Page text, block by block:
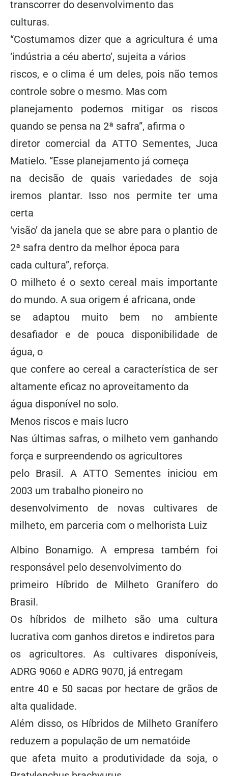
transcorrer do desenvolvimento das
culturas.
“Costumamos dizer que a agricultura é uma
‘indústria a céu aberto’, sujeita a vários
riscos, e o clima é um deles, pois não temos
controle sobre o mesmo. Mas com
planejamento podemos mitigar os riscos
quando se pensa na 2ª safra”, afirma o
diretor comercial da ATTO Sementes, Juca
Matielo. “Esse planejamento já começa
na decisão de quais variedades de soja
iremos plantar. Isso nos permite ter uma
certa
‘visão’ da janela que se abre para o plantio de
2ª safra dentro da melhor época para
cada cultura”, reforça.
O milheto é o sexto cereal mais importante
do mundo. A sua origem é africana, onde
se adaptou muito bem no ambiente
desafiador e de pouca disponibilidade de
água, o
que confere ao cereal a característica de ser
altamente eficaz no aproveitamento da
água disponível no solo.
Menos riscos e mais lucro
Nas últimas safras, o milheto vem ganhando
força e surpreendendo os agricultores
pelo Brasil. A ATTO Sementes iniciou em
2003 um trabalho pioneiro no
desenvolvimento de novas cultivares de
milheto, em parceria com o melhorista Luiz
Albino Bonamigo. A empresa também foi
responsável pelo desenvolvimento do
primeiro Híbrido de Milheto Granífero do
Brasil.
Os híbridos de milheto são uma cultura
lucrativa com ganhos diretos e indiretos para
os agricultores. As cultivares disponíveis,
ADRG 9060 e ADRG 9070, já entregam
entre 40 e 50 sacas por hectare de grãos de
alta qualidade.
Além disso, os Híbridos de Milheto Granífero
reduzem a população de um nematóide
que afeta muito a produtividade da soja, o